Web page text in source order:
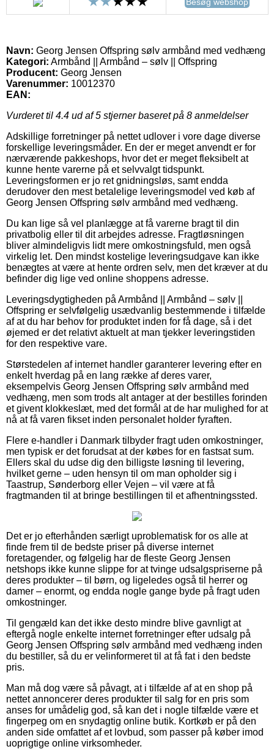
Navn: Georg Jensen Offspring sølv armbånd med vedhæng
Kategori: Armbånd || Armbånd – sølv || Offspring
Producent: Georg Jensen
Varenummer: 10012370
EAN:
Vurderet til 4.4 ud af 5 stjerner baseret på 8 anmeldelser
Adskillige forretninger på nettet udlover i vore dage diverse
forskellige leveringsmåder. En der er meget anvendt er for
nærværende pakkeshops, hvor det er meget fleksibelt at
kunne hente varerne på et selvvalgt tidspunkt.
Leveringsformen er jo ret gnidningsløs, samt endda
derudover den mest betalelige leveringsmodel ved køb af
Georg Jensen Offspring sølv armbånd med vedhæng.
Du kan lige så vel planlægge at få varerne bragt til din
privatbolig eller til dit arbejdes adresse. Fragtløsningen
bliver almindeligvis lidt mere omkostningsfuld, men også
virkelig let. Den mindst kostelige leveringsudgave kan ikke
benægtes at være at hente ordren selv, men det kræver at du
befinder dig lige ved online shoppens adresse.
Leveringsdygtigheden på Armbånd || Armbånd – sølv ||
Offspring er selvfølgelig usædvanlig bestemmende i tilfælde
af at du har behov for produktet inden for få dage, så i det
øjemed er det relativt aktuelt at man tjekker leveringstiden
for den respektive vare.
Størstedelen af internet handler garanterer levering efter en
enkelt hverdag på en lang række af deres varer,
eksempelvis Georg Jensen Offspring sølv armbånd med
vedhæng, men som trods alt antager at der bestilles forinden
et givent klokkeslæt, med det formål at de har mulighed for at
nå at få varen fikset inden personalet holder fyraften.
Flere e-handler i Danmark tilbyder fragt uden omkostninger,
men typisk er det forudsat at der købes for en fastsat sum.
Ellers skal du udse dig den billigste løsning til levering,
hvilket gerne – uden hensyn til om man opholder sig i
Taastrup, Sønderborg eller Vejen – vil være at få
fragtmanden til at bringe bestillingen til et afhentningssted.
Det er jo efterhånden særligt uproblematisk for os alle at
finde frem til de bedste priser på diverse internet
foretagender, og følgelig har de fleste Georg Jensen
netshops ikke kunne slippe for at tvinge udsalgspriserne på
deres produkter – til børn, og ligeledes også til herrer og
damer – enormt, og endda nogle gange byde på fragt uden
omkostninger.
Til gengæld kan det ikke desto mindre blive gavnligt at
eftergå nogle enkelte internet forretninger efter udsalg på
Georg Jensen Offspring sølv armbånd med vedhæng inden
du bestiller, så du er velinformeret til at få fat i den bedste
pris.
Man må dog være så påvagt, at i tilfælde af at en shop på
nettet annoncerer deres produkter til salg for en pris som
anses for umådelig god, så kan det i nogle tilfælde være et
fingerpeg om en snydagtig online butik. Kortkøb er på den
anden side omfattet af et lovbud, som passer på køber imod
uoprigtige online virksomheder.